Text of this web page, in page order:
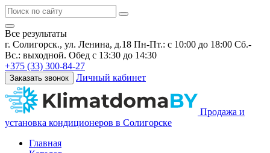
Все результаты
г. Солигорск., ул. Ленина, д.18 Пн-Пт.: с 10:00 до 18:00 Сб.-
Вс.: выходной. Обед с 13:30 до 14:30
+375 (33) 300-84-27
Заказать звонок Личный кабинет
Продажа и
установка кондиционеров в Солигорске
Главная